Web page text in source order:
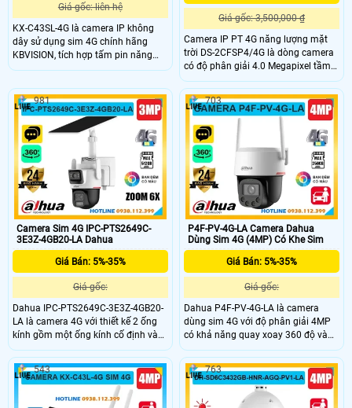
Giá gốc: liên hệ
KX-C43SL-4G là camera IP không
dây sử dụng sim 4G chính hãng
KBVISION, tích hợp tấm pin năng
lượng mặt trời tiện lợi. Camera có
2 chiều với mic và loa tích hợp, cho
hình ảnh sắc nét cả ngày lẫn đêm
với hồng ngoại 30m và full color
20m. Ngoài ra, camera còn có cảm
biến PIR phát hiện người, khe cắm
thẻ nhớ lên đến 512GB và đạt chuẩn
chống nước IP67.
Giá gốc: 3,500,000 ₫
Camera IP PT 4G năng lượng mặt
trời DS-2CFSP4/4G là dòng camera
có độ phân giải 4.0 Megapixel tầm
nhìn hồng ngoại xa 30m.Công nghệ
AI thông minh phát hiện người và
phương tiện. Trang bị pin dung
lượng 9000mAh và tấm pin năng
lượng mặt trời 8W, chuẩn chống
nước và bụi IP66,đàm thoại hai
chiều.Hoạt động ổn định với Nano
SIM 4G ở mọi vị trí ngoài trời.
Camera Sim 4G IPC-PTS2649C-
3E3Z-4GB20-LA Dahua
Giá Bán: 5%-35%
Giá gốc:
Dahua IPC-PTS2649C-3E3Z-4GB20-
LA là camera 4G với thiết kế 2 ống
kính gồm một ống kính cố định và
một ống kính quay xoay 360°, cho
hình ảnh sắc nét với độ phân giải
3MP+3MP. Camera hỗ trợ đàm
thoại 2 chiều, zoom quang 6x, tích
hợp báo động thông minh và hồng
981
P4F-PV-4G-LA Camera Dahua
Dùng Sim 4G (4MP) Có Khe Sim
Giá Bán: 5%-35%
Giá gốc:
Dahua P4F-PV-4G-LA là camera
dùng sim 4G với độ phân giải 4MP
có khả năng quay xoay 360 độ và
đàm thoại 2 chiều tiện lợi. Camera
hỗ trợ hồng ngoại ban đêm lên đến
30m, công nghệ WizColor cho hình
ảnh có màu vào ban đêm, phát hiện
chính xác người và phương tiện
703
543 763